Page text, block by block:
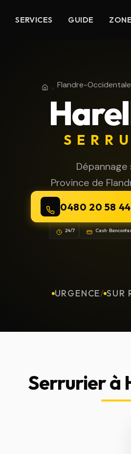
SERVICES GUIDE
AccueilProvince de
Flandre-Occidentale
Province de
0480 20 58 44
24/7 Cash ·
URGENCE/ SUR
Serrurier à